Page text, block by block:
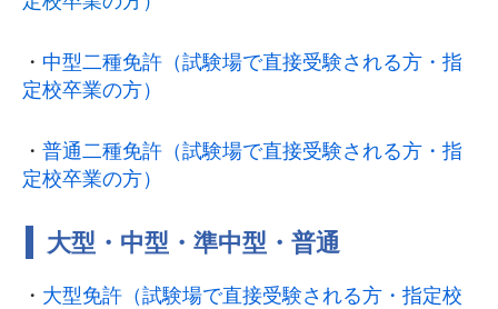
・ 中型二種免許（試験場で直接受験される方・指
定校卒業の方）
・ 普通二種免許（試験場で直接受験される方・指
定校卒業の方）
大型・中型・準中型・普通
・ 大型免許（試験場で直接受験される方・指定校